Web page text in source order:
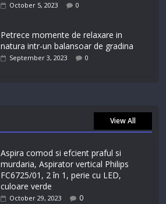
October 5, 2023 0
Petrece momente de relaxare in
natura intr-un balansoar de gradina
September 3, 2023 0
View All
Aspira comod si efcient praful si
murdaria, Aspirator vertical Philips
FC6725/01, 2 în 1, perie cu LED,
culoare verde
October 29, 2023 0